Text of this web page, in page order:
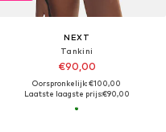
NEXT
Tankini
€90,00
Oorspronkelijk: €100,00
Laatste laagste prijs:€90,00